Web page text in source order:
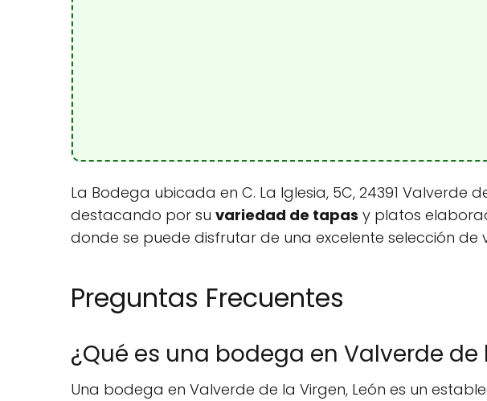
La Bodega ubicada en C. La Iglesia, 5C, 24391 Valverde
destacando por su variedad de tapas y platos
donde se puede disfrutar de una excelente selección de
Preguntas Frecuentes
¿Qué es una bodega en Valverde de
Una bodega en Valverde de la Virgen, León es un